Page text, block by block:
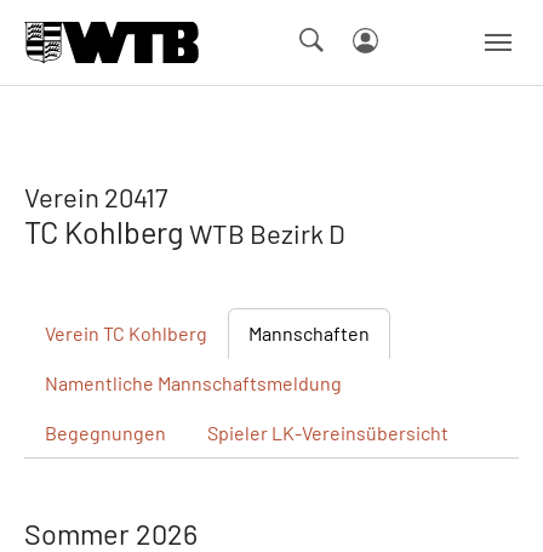
Verein 20417
TC Kohlberg WTB Bezirk D
Verein TC Kohlberg Mannschaften
Namentliche Mannschaftsmeldung
Begegnungen Spieler LK-Vereinsübersicht
Sommer 2026